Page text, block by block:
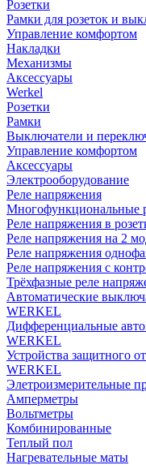
Розетки
Рамки для розеток и
Управление комфортом
Накладки
Механизмы
Аксессуары
Werkel
Розетки
Рамки
Выключатели и
Управление комфортом
Аксессуары
Электрооборудование
Реле напряжения
Многофункциональные
Реле напряжения в
Реле напряжения на 2
Реле напряжения
Реле напряжения с
Трёхфазные реле
Автоматические
WERKEL
Дифференциальные
WERKEL
Устройства защитного
WERKEL
Элетроизмерительные
Амперметры
Вольтметры
Комбинированные
Теплый пол
Нагревательные маты